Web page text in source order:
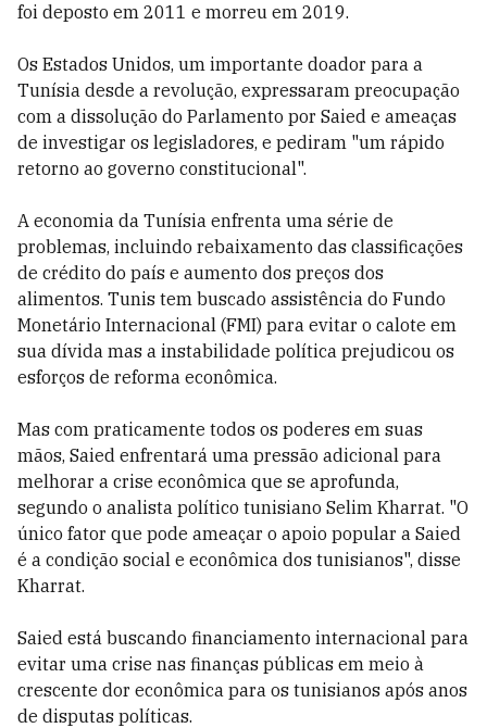
foi deposto em 2011 e morreu em 2019.
Os Estados Unidos, um importante doador para a
Tunísia desde a revolução, expressaram preocupação
com a dissolução do Parlamento por Saied e ameaças
de investigar os legisladores, e pediram "um rápido
retorno ao governo constitucional".
A economia da Tunísia enfrenta uma série de
problemas, incluindo rebaixamento das classificações
de crédito do país e aumento dos preços dos
alimentos. Tunis tem buscado assistência do Fundo
Monetário Internacional (FMI) para evitar o calote em
sua dívida mas a instabilidade política prejudicou os
esforços de reforma econômica.
Mas com praticamente todos os poderes em suas
mãos, Saied enfrentará uma pressão adicional para
melhorar a crise econômica que se aprofunda,
segundo o analista político tunisiano Selim Kharrat. "O
único fator que pode ameaçar o apoio popular a Saied
é a condição social e econômica dos tunisianos", disse
Kharrat.
Saied está buscando financiamento internacional para
evitar uma crise nas finanças públicas em meio à
crescente dor econômica para os tunisianos após anos
de disputas políticas.